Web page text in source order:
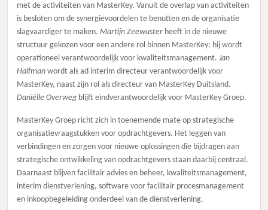
met de activiteiten van MasterKey. Vanuit de overlap van activiteiten
is besloten om de synergievoordelen te benutten en de organisatie
slagvaardiger te maken. Martijn Zeewuster heeft in de nieuwe
structuur gekozen voor een andere rol binnen MasterKey: hij wordt
operationeel verantwoordelijk voor kwaliteitsmanagement. Jan
Halfman wordt als ad interim directeur verantwoordelijk voor
MasterKey, naast zijn rol als directeur van MasterKey Duitsland.
Daniëlle Overweg blijft eindverantwoordelijk voor MasterKey Groep.
MasterKey Groep richt zich in toenemende mate op strategische
organisatievraagstukken voor opdrachtgevers. Het leggen van
verbindingen en zorgen voor nieuwe oplossingen die bijdragen aan
strategische ontwikkeling van opdrachtgevers staan daarbij centraal.
Daarnaast blijven facilitair advies en beheer, kwaliteitsmanagement,
interim dienstverlening, software voor facilitair procesmanagement
en inkoopbegeleiding onderdeel van de dienstverlening.